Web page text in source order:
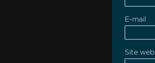
E-mail
Site web